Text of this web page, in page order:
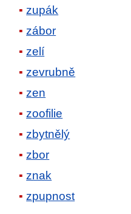
zupák
zábor
zelí
zevrubně
zen
zoofilie
zbytnělý
zbor
znak
zpupnost